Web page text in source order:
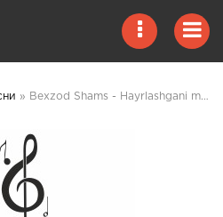
» Bexzod Shams - Hayrlashgani mp3 скачать